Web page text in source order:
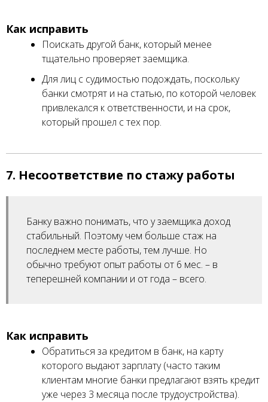
Как исправить
Поискать другой банк, который менее
тщательно проверяет заемщика.
Для лиц с судимостью подождать, поскольку
банки смотрят и на статью, по которой человек
привлекался к ответственности, и на срок,
который прошел с тех пор.
7. Несоответствие по стажу работы
Банку важно понимать, что у заемщика доход
стабильный. Поэтому чем больше стаж на
последнем месте работы, тем лучше. Но
обычно требуют опыт работы от 6 мес. – в
теперешней компании и от года – всего.
Как исправить
Обратиться за кредитом в банк, на карту
которого выдают зарплату (часто таким
клиентам многие банки предлагают взять кредит
уже через 3 месяца после трудоустройства).